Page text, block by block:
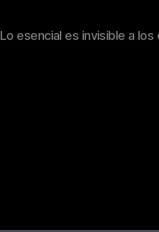
Lo esencial es invisible a los